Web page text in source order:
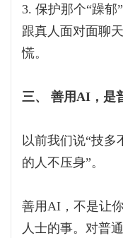
3. 保护那个“躁
跟真人面对面聊
慌。
三、 善用AI，是
以前我们说“技多
的人不压身”。
善用AI，不是让
人士的事。对普